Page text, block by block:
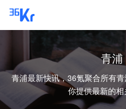
青浦
青浦最新快讯，36氪聚合所有
你提供最新的